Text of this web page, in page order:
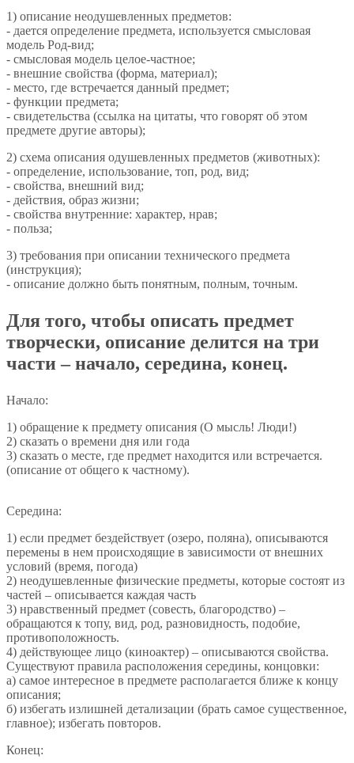
1) описание неодушевленных предметов:
- дается определение предмета, используется смысловая
модель Род-вид;
- смысловая модель целое-частное;
- внешние свойства (форма, материал);
- место, где встречается данный предмет;
- функции предмета;
- свидетельства (ссылка на цитаты, что говорят об этом
предмете другие авторы);
2) схема описания одушевленных предметов (животных):
- определение, использование, топ, род, вид;
- свойства, внешний вид;
- действия, образ жизни;
- свойства внутренние: характер, нрав;
- польза;
3) требования при описании технического предмета
(инструкция);
- описание должно быть понятным, полным, точным.
Для того, чтобы описать предмет
творчески, описание делится на три
части – начало, середина, конец.
Начало:
1) обращение к предмету описания (О мысль! Люди!)
2) сказать о времени дня или года
3) сказать о месте, где предмет находится или встречается.
(описание от общего к частному).
Середина:
1) если предмет бездействует (озеро, поляна), описываются
перемены в нем происходящие в зависимости от внешних
условий (время, погода)
2) неодушевленные физические предметы, которые состоят из
частей – описывается каждая часть
3) нравственный предмет (совесть, благородство) –
обращаются к топу, вид, род, разновидность, подобие,
противоположность.
4) действующее лицо (киноактер) – описываются свойства.
Существуют правила расположения середины, концовки:
а) самое интересное в предмете располагается ближе к концу
описания;
б) избегать излишней детализации (брать самое существенное,
главное); избегать повторов.
Конец: